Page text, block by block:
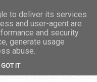
to deliver its services
and user-agent are
and security
generate usage
abuse.
GOT IT